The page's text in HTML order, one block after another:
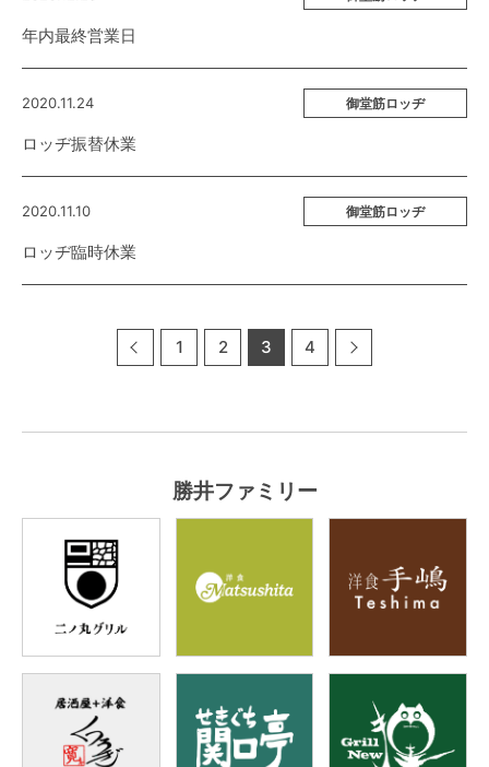
年内最終営業日
2020.11.24 御堂筋ロッヂ
ロッヂ振替休業
2020.11.10 御堂筋ロッヂ
ロッヂ臨時休業
1 2 3 4
勝井ファミリー